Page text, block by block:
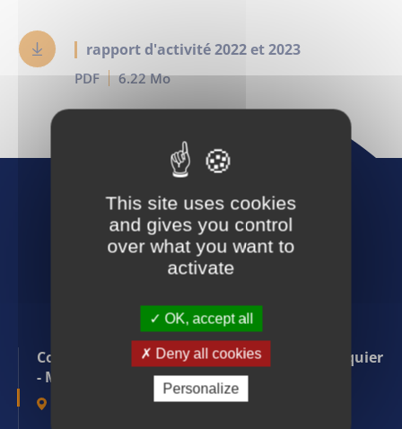
rapport d'activité 2022 et 2023
PDF 6.22 Mo
Suivez-nous :
Communauté de communes Pays de Forcalquier
- Montagne de Lure
1, Place du Bourguet - 04 301 FORCALQUIER
Maison France Services
Publications
This site uses cookies
and gives you control
over what you want to
activate
OK, accept all
Deny all cookies
Personalize